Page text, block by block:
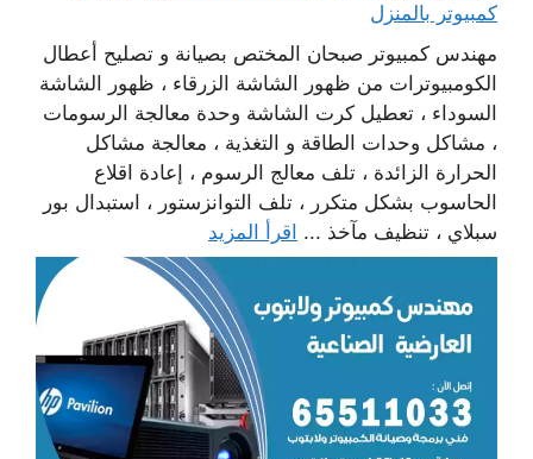
كمبيوتر بالمنزل
مهندس كمبيوتر صبحان المختص بصيانة و تصليح أعطال
الكومبيوترات من ظهور الشاشة الزرقاء ، ظهور الشاشة
السوداء ، تعطيل كرت الشاشة وحدة معالجة الرسومات
، مشاكل وحدات الطاقة و التغذية ، معالجة مشاكل
الحرارة الزائدة ، تلف معالج الرسوم ، إعادة اقلاع
الحاسوب بشكل متكرر ، تلف التوانزستور ، استبدال بور
سبلاي ، تنظيف مآخذ ... اقرأ المزيد